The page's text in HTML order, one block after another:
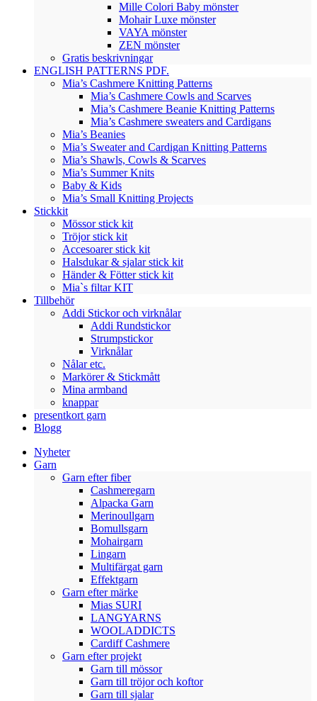
Mille Colori Baby mönster
Mohair Luxe mönster
VAYA mönster
ZEN mönster
Gratis beskrivningar
ENGLISH PATTERNS PDF.
Mia’s Cashmere Knitting Patterns
Mia’s Cashmere Cowls and Scarves
Mia’s Cashmere Beanie Knitting Patterns
Mia’s Cashmere sweaters and Cardigans
Mia’s Beanies
Mia’s Sweater and Cardigan Knitting Patterns
Mia’s Shawls, Cowls & Scarves
Mia’s Summer Knits
Baby & Kids
Mia’s Small Knitting Projects
Stickkit
Mössor stick kit
Tröjor stick kit
Accesoarer stick kit
Halsdukar & sjalar stick kit
Händer & Fötter stick kit
Mia`s filtar KIT
Tillbehör
Addi Stickor och virknålar
Addi Rundstickor
Strumpstickor
Virknålar
Nålar etc.
Markörer & Stickmått
Mina armband
knappar
presentkort garn
Blogg
Nyheter
Garn
Garn efter fiber
Cashmeregarn
Alpacka Garn
Merinoullgarn
Bomullsgarn
Mohairgarn
Lingarn
Multifärgat garn
Effektgarn
Garn efter märke
Mias SURI
LANGYARNS
WOOLADDICTS
Cardiff Cashmere
Garn efter projekt
Garn till mössor
Garn till tröjor och koftor
Garn till sjalar